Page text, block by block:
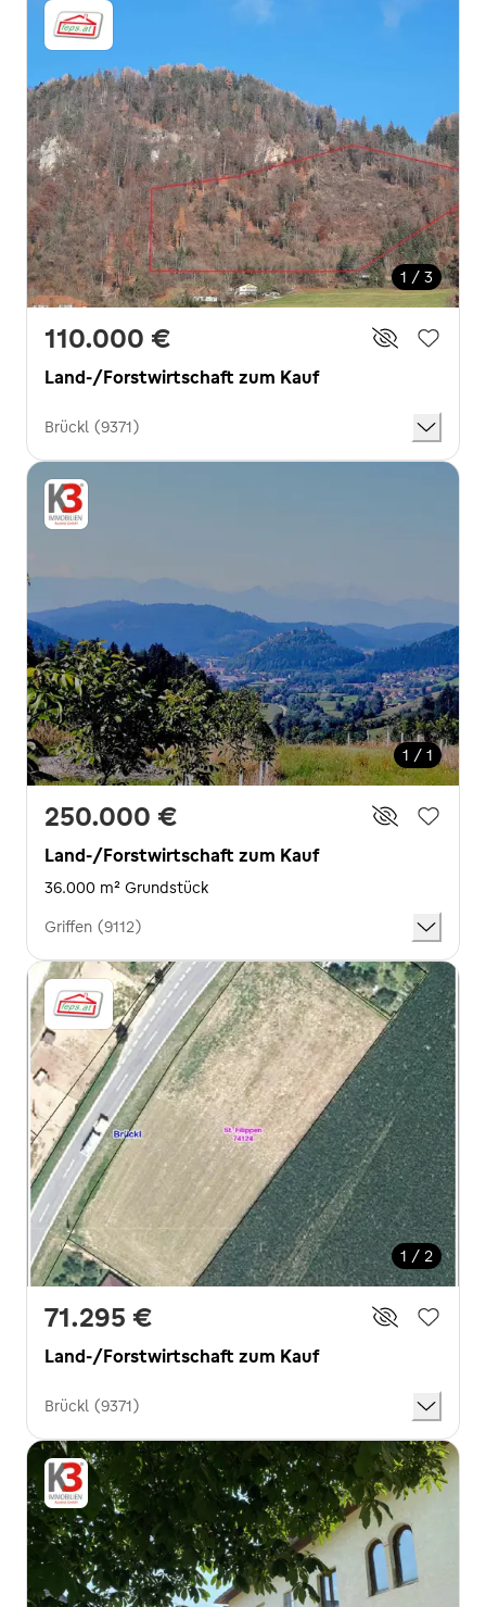
1 / 3
110.000 €
Land-/Forstwirtschaft zum Kauf
Brückl (9371)
1 / 1
250.000 €
Land-/Forstwirtschaft zum Kauf
36.000 m² Grundstück
Griffen (9112)
1 / 2
71.295 €
Land-/Forstwirtschaft zum Kauf
Brückl (9371)